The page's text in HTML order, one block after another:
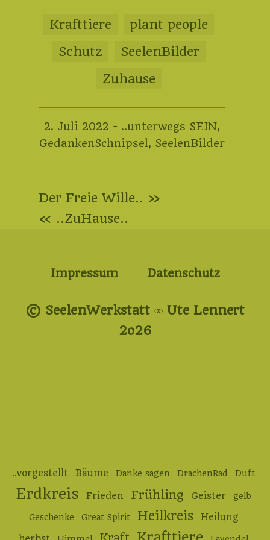
Krafttiere
plant people
Schutz
SeelenBilder
Zuhause
2. Juli 202217.
Januar
- ..unterwegs SEIN,
GedankenSchnipsel , SeelenBilder
Beitragsnavigation
Der Freie Wille.. »
« ..ZuHause..
Impressum Datenschutz
© SeelenWerkstatt ∞ Ute Lennert
2o26
..vorgestellt Bäume Danke sagen DrachenRad Duft
Erdkreis Frieden Frühling Geister gelb
Geschenke Great Spirit Heilkreis
Heilung